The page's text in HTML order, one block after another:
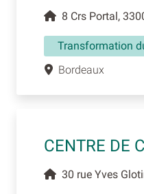
8 Crs Portal,
Transformation
Bordeaux
CENTRE DE
30 rue Yves